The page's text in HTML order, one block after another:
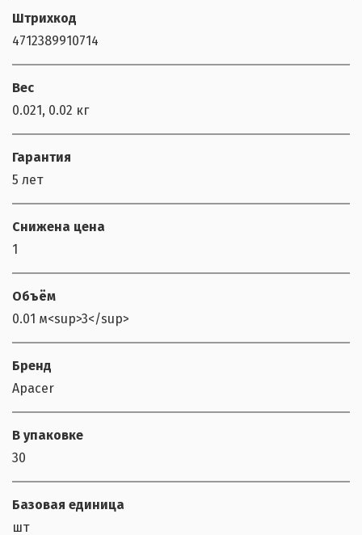
Штрихкод
4712389910714
Вес
0.021, 0.02 кг
Гарантия
5 лет
Снижена цена
1
Объём
0.01 м<sup>3</sup>
Бренд
Apacer
В упаковке
30
Базовая единица
шт